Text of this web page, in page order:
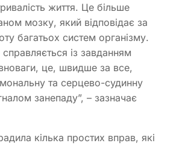
життя. Це більше
мозку, який відповідає за
багатьох систем організму.
із завданням
це, швидше за все,
та серцево-судинну
занепаду”, – зазначає
кілька простих вправ, які